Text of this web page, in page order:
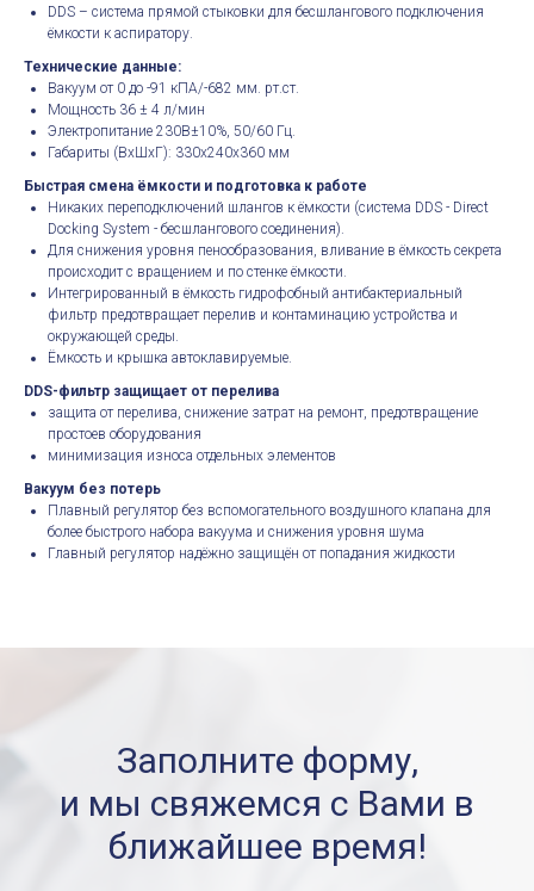
DDS – система прямой стыковки для бесшлангового подключения
ёмкости к аспиратору.
Технические данные:
Вакуум от 0 до -91 кПА/-682 мм. рт.ст.
Мощность 36 ± 4 л/мин
Электропитание 230В±10%, 50/60 Гц.
Габариты (ВхШхГ): 330х240х360 мм
Быстрая смена ёмкости и подготовка к работе
Никаких переподключений шлангов к ёмкости (система DDS - Direct
Docking System - бесшлангового соединения).
Для снижения уровня пенообразования, вливание в ёмкость секрета
происходит с вращением и по стенке ёмкости.
Интегрированный в ёмкость гидрофобный антибактериальный
фильтр предотвращает перелив и контаминацию устройства и
окружающей среды.
Ёмкость и крышка автоклавируемые.
DDS-фильтр защищает от перелива
защита от перелива, снижение затрат на ремонт, предотвращение
простоев оборудования
минимизация износа отдельных элементов
Вакуум без потерь
​Плавный регулятор без вспомогательного воздушного клапана для
более быстрого набора вакуума и снижения уровня шума
Главный регулятор надёжно защищён от попадания жидкости
Заполните форму,
и мы свяжемся с Вами в
ближайшее время!